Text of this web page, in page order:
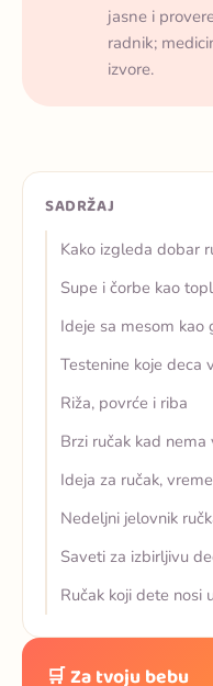
jasne i
radnik;
izvore.
SADRŽAJ
Kako izgleda dobar
Supe i čorbe kao
Ideje sa mesom kao
Testenine koje deca
Riža, povrće i riba
Brzi ručak kad nema
Ideja za ručak,
Nedeljni jelovnik
Saveti za izbirljivu
Ručak koji dete nosi
🛒 Za tvoju bebu